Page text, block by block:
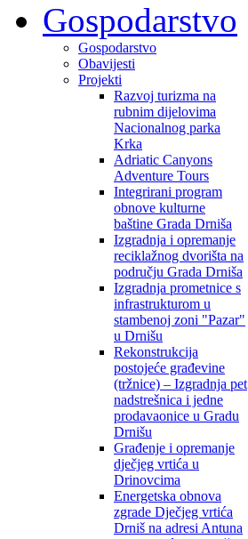
Gospodarstvo
Gospodarstvo
Obavijesti
Projekti
Razvoj turizma na
rubnim dijelovima
Nacionalnog parka
Krka
Adriatic Canyons
Adventure Tours
Integrirani program
obnove kulturne
baštine Grada Drniša
Izgradnja i opremanje
reciklažnog dvorišta na
području Grada Drniša
Izgradnja prometnice s
infrastrukturom u
stambenoj zoni "Pazar"
u Drnišu
Rekonstrukcija
postojeće građevine
(tržnice) – Izgradnja pet
nadstrešnica i jedne
prodavaonice u Gradu
Drnišu
Građenje i opremanje
dječjeg vrtića u
Drinovcima
Energetska obnova
zgrade Dječjeg vrtića
Drniš na adresi Antuna